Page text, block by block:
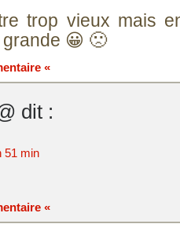
trop vieux mais
😀 🙁
«
dit :
51 min
«